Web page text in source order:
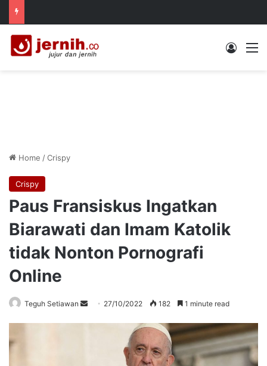
Log In
Home /Crispy
Crispy
Paus Fransiskus Ingatkan
Biarawati dan Imam Katolik
tidak Nonton Pornografi
Online
Teguh Setiawan
Send 27/10/2022 182 1 minute read